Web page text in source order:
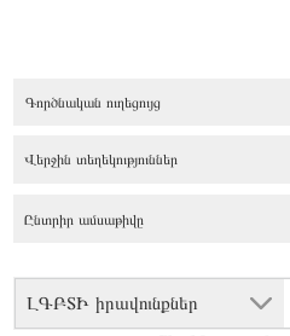
Գործնական ուղեցույց
ԼԳԲՏԻ իրավունքներ
Վերջին տեղեկություններ